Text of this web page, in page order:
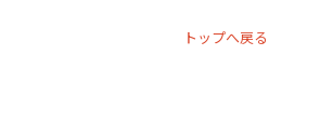
トップへ戻る